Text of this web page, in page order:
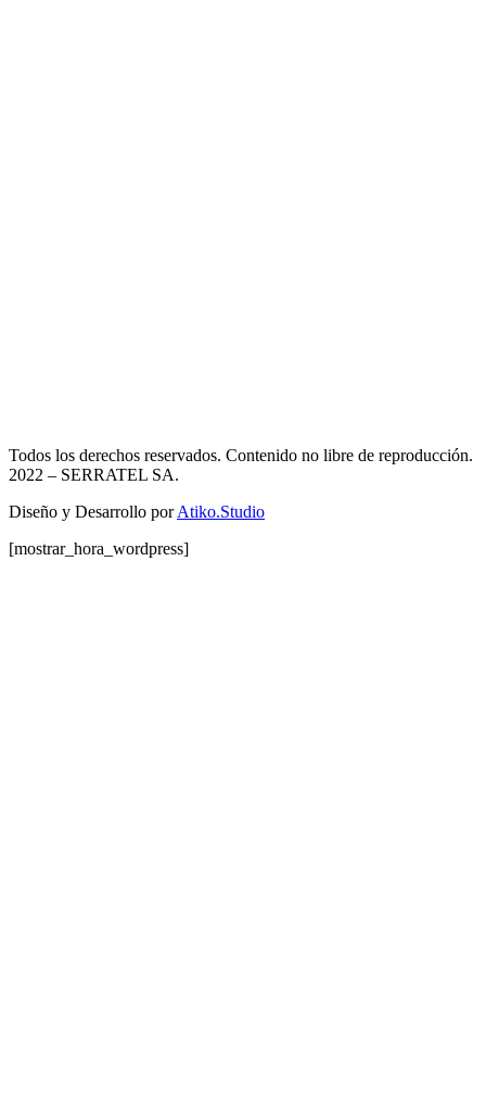
Todos los derechos reservados. Contenido no libre de reproducción.
2022 – SERRATEL SA.
Diseño y Desarrollo porAtiko.Studio
[mostrar_hora_wordpress]